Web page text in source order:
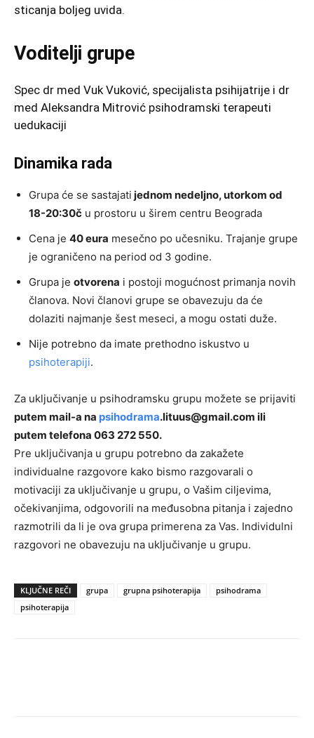
sticanja boljeg uvida.
Voditelji grupe
Spec dr med Vuk Vuković, specijalista psihijatrije i dr
med Aleksandra Mitrović psihodramski terapeuti
uedukaciji
Dinamika rada
Grupa će se sastajati jednom nedeljno, utorkom od
18-20:30č u prostoru u širem centru Beograda
Cena je 40 eura mesečno po učesniku. Trajanje grupe
je ograničeno na period od 3 godine.
Grupa je otvorena i postoji mogućnost primanja novih
članova. Novi članovi grupe se obavezuju da će
dolaziti najmanje šest meseci, a mogu ostati duže.
Nije potrebno da imate prethodno iskustvo u
psihoterapiji.
Za uključivanje u psihodramsku grupu možete se prijaviti
putem mail-a na psihodrama.lituus@gmail.com ili
putem telefona 063 272 550.
Pre uključivanja u grupu potrebno da zakažete
individualne razgovore kako bismo razgovarali o
motivaciji za uključivanje u grupu, o Vašim ciljevima,
očekivanjima, odgovorili na međusobna pitanja i zajedno
razmotrili da li je ova grupa primerena za Vas. Individulni
razgovori ne obavezuju na uključivanje u grupu.
KLJUČNE REČI grupa grupna psihoterapija
psihodrama
psihoterapija